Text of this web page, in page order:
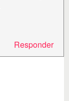
Responder